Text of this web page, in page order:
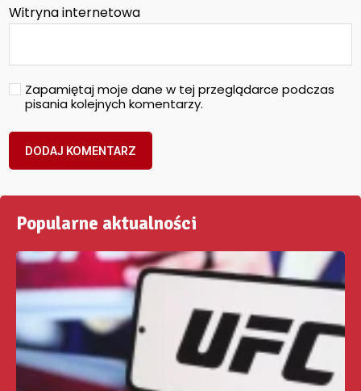
Witryna internetowa
Zapamiętaj moje dane w tej przeglądarce podczas
pisania kolejnych komentarzy.
Popularne aktualności